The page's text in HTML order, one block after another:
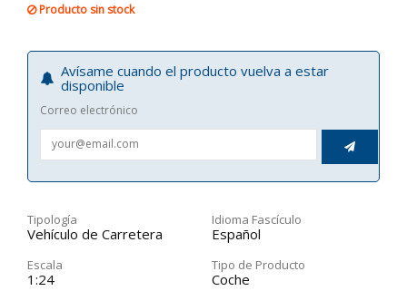
Producto sin stock
Avísame cuando el producto vuelva a estar
disponible
Correo electrónico

Tipología
Vehículo de Carretera
Idioma Fascículo
Español
Escala
1:24
Tipo de Producto
Coche